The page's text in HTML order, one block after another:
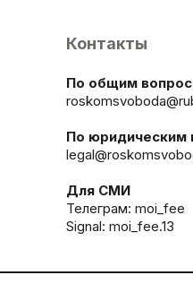
Контакты
По общим
По юридическим
Для СМИ
Телеграм: moi_fee
Signal: moi_fee.13